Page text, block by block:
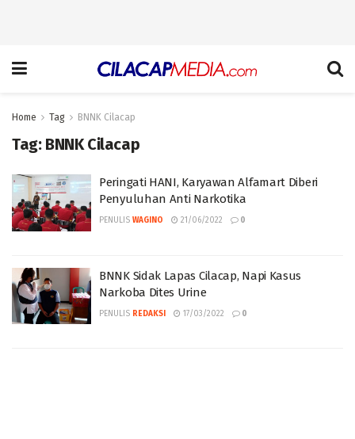
Home Tag BNNK Cilacap
Tag: BNNK Cilacap
Peringati HANI, Karyawan Alfamart Diberi
Penyuluhan Anti Narkotika
PENULIS WAGINO 21/06/2022 0
BNNK Sidak Lapas Cilacap, Napi Kasus
Narkoba Dites Urine
PENULIS REDAKSI 17/03/2022 0